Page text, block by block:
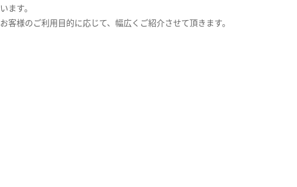
います。
お客様のご利用目的に応じて、幅広くご紹介させて頂きます。